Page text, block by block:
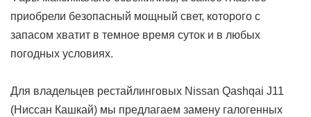
приобрели безопасный мощный свет, которого с
запасом хватит в темное время суток и в любых
погодных условиях.
Для владельцев рестайлинговых Nissan Qashqai J11
(Ниссан Кашкай) мы предлагаем замену галогенных